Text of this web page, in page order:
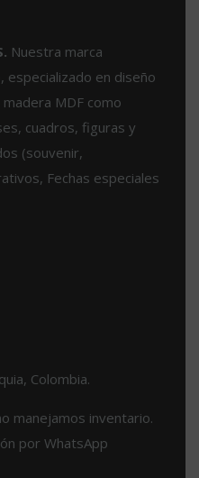
pueden
Nuestra marca
especializado en diseño
MDF como
cuadros, figuras y
(souvenir,
Fechas especiales
Colombia.
manejamos inventario.
por WhatsApp